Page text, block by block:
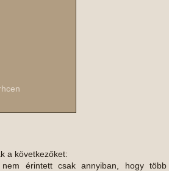
a következőket:
nem érintett csak annyiban, hogy több